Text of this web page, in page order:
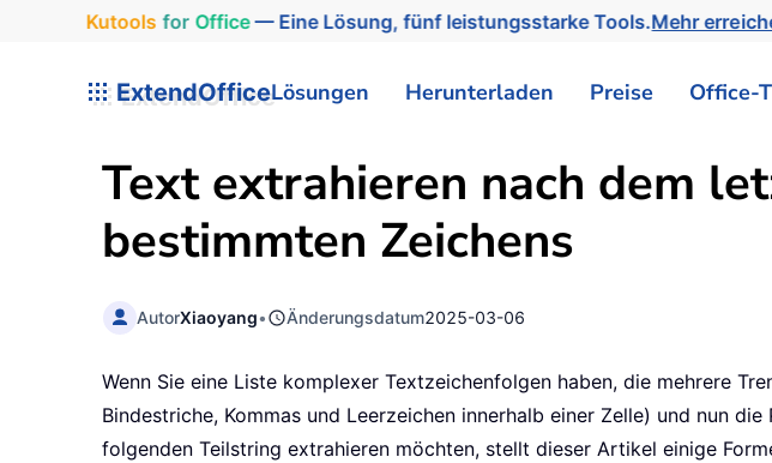
Kutools for Office— Eine Lösung, fünf leistungsstarke Tools.Mehr
ExtendOfficeLösungen Herunterladen Preise Office-
Text extrahieren nach dem
bestimmten Zeichens
AutorXiaoyang• Änderungsdatum2025-03-06
Wenn Sie eine Liste komplexer Textzeichenfolgen haben, die mehrere
Bindestriche, Kommas und Leerzeichen innerhalb einer Zelle) und nun
folgenden Teilstring extrahieren möchten, stellt dieser Artikel einige